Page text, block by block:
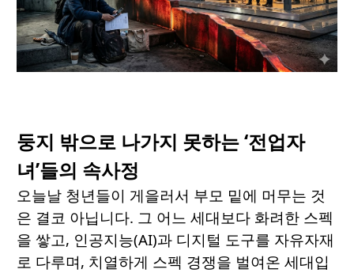
둥지 밖으로 나가지 못하는 ‘전업자
녀’들의 속사정
오늘날 청년들이 게을러서 부모 밑에 머무는 것
은 결코 아닙니다. 그 어느 세대보다 화려한 스펙
을 쌓고, 인공지능(AI)과 디지털 도구를 자유자재
로 다루며, 치열하게 스펙 경쟁을 벌여온 세대입